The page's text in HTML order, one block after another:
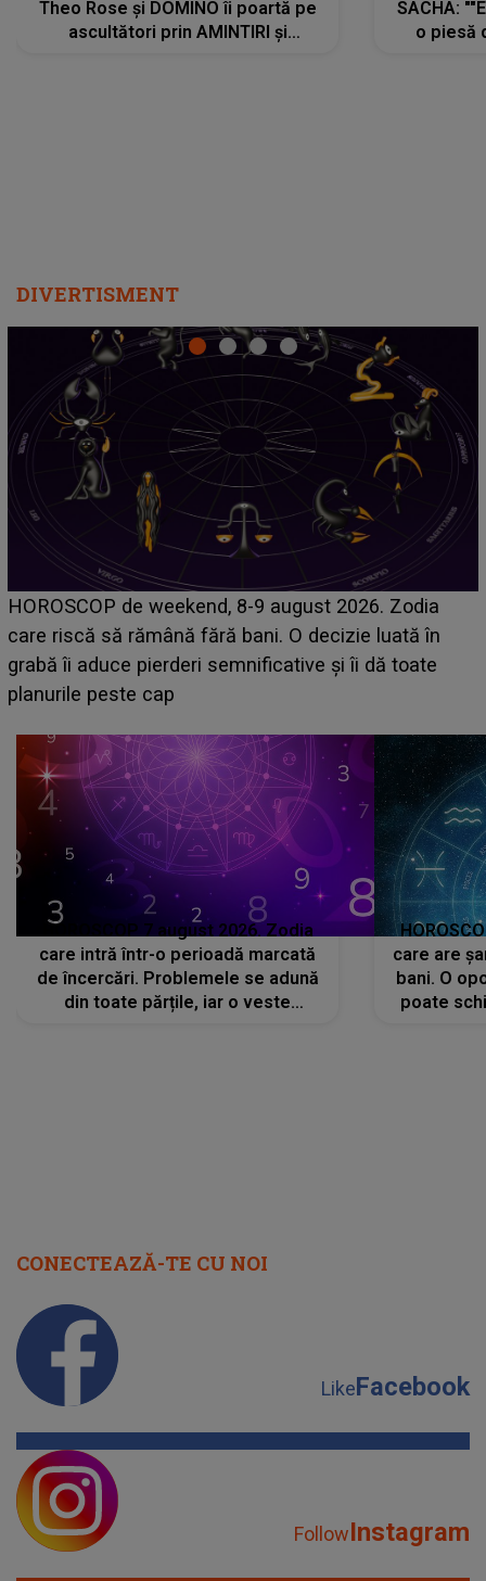
Theo Rose și DOMINO îi poartă pe
ascultători prin AMINTIRI și
SACHA:
o piesă
DIVERTISMENT
Emanuel a ținut ACEST DETALIU ASCUNS până
acum! În fața Alexandrei, concurentul din Casa Iubirii
face o MĂRTURISIRE NEAȘTEPTATĂ despre mama
sa: "I-am spus și ei în față, eu nu te iubesc pentru
HOROSCOP 7 august 2026. Zodia
care intră într-o perioadă marcată
de încercări. Problemele se adună
din toate părțile, iar o veste
care are
bani. O
poate
CONECTEAZĂ-TE CU NOI
LikeFacebook
FollowInstagram